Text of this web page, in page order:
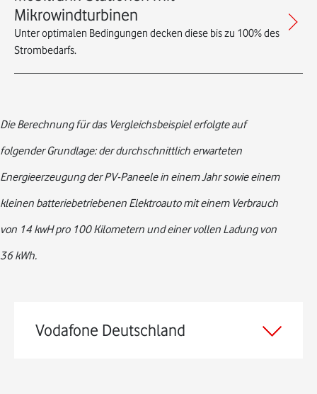
Mikrowindturbinen
Unter optimalen Bedingungen decken diese bis zu 100% des
Strombedarfs.
Die Berechnung für das Vergleichsbeispiel erfolgte auf
folgender Grundlage: der durchschnittlich erwarteten
Energieerzeugung der PV-Paneele in einem Jahr sowie einem
kleinen batteriebetriebenen Elektroauto mit einem Verbrauch
von 14 kwH pro 100 Kilometern und einer vollen Ladung von
36 kWh.
Vodafone Deutschland